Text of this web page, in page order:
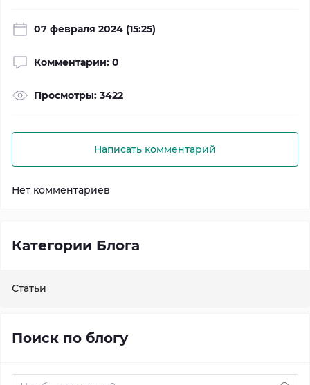
07 февраля 2024 (15:25)
Комментарии: 0
Просмотры: 3422
Написать комментарий
Нет комментариев
Категории Блога
Статьи
Поиск по блогу